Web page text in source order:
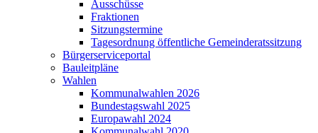
Ausschüsse
Fraktionen
Sitzungstermine
Tagesordnung öffentliche Gemeinderatssitzung
Bürgerserviceportal
Bauleitpläne
Wahlen
Kommunalwahlen 2026
Bundestagswahl 2025
Europawahl 2024